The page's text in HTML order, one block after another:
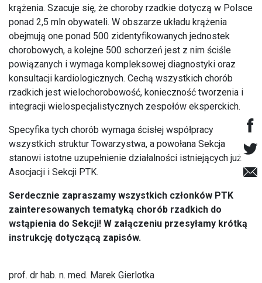
krążenia. Szacuje się, że choroby rzadkie dotyczą w Polsce
ponad 2,5 mln obywateli. W obszarze układu krążenia
obejmują one ponad 500 zidentyfikowanych jednostek
chorobowych, a kolejne 500 schorzeń jest z nim ściśle
powiązanych i wymaga kompleksowej diagnostyki oraz
konsultacji kardiologicznych. Cechą wszystkich chorób
rzadkich jest wielochorobowość, konieczność tworzenia i
integracji wielospecjalistycznych zespołów eksperckich.
Specyfika tych chorób wymaga ścisłej współpracy
wszystkich struktur Towarzystwa, a powołana Sekcja
stanowi istotne uzupełnienie działalności istniejących już
Asocjacji i Sekcji PTK.
Serdecznie zapraszamy wszystkich członków PTK
zainteresowanych tematyką chorób rzadkich do
wstąpienia do Sekcji! W załączeniu przesyłamy krótką
instrukcję dotyczącą zapisów.
prof. dr hab. n. med. Marek Gierlotka